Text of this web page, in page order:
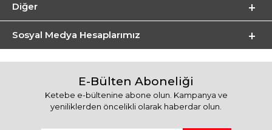
Diğer
Sosyal Medya Hesaplarımız
E-Bülten Aboneliği
Ketebe e-bültenine abone olun. Kampanya ve
yeniliklerden öncelikli olarak haberdar olun.